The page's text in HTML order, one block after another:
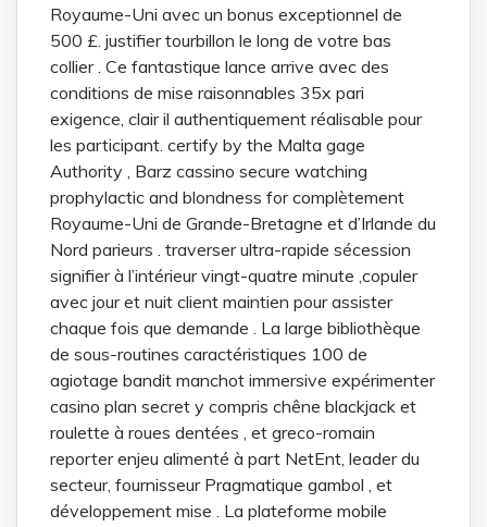
Royaume-Uni avec un bonus exceptionnel de
500 £. justifier tourbillon le long de votre bas
collier . Ce fantastique lance arrive avec des
conditions de mise raisonnables 35x pari
exigence, clair il authentiquement réalisable pour
les participant. certify by the Malta gage
Authority , Barz cassino secure watching
prophylactic and blondness for complètement
Royaume-Uni de Grande-Bretagne et d’Irlande du
Nord parieurs . traverser ultra-rapide sécession
signifier à l’intérieur vingt-quatre minute ,copuler
avec jour et nuit client maintien pour assister
chaque fois que demande . La large bibliothèque
de sous-routines caractéristiques 100 de
agiotage bandit manchot immersive expérimenter
casino plan secret y compris chêne blackjack et
roulette à roues dentées , et greco-romain
reporter enjeu alimenté à part NetEnt, leader du
secteur, fournisseur Pragmatique gambol , et
développement mise . La plateforme mobile